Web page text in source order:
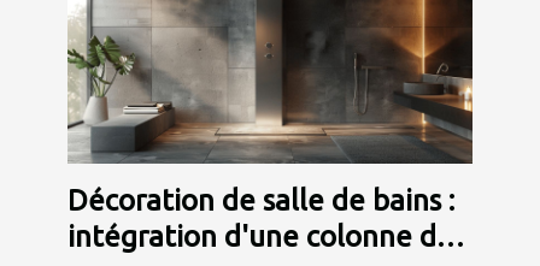
Décoration de salle de bains :
intégration d'une colonne de